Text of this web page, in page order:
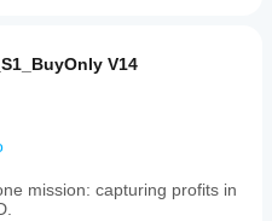
V14
mission: capturing profits in